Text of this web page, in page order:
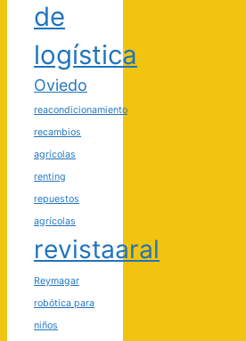
de
logística
Oviedo
reacondicionamiento
recambios
agrícolas
renting
repuestos
agrícolas
revistaaral
Reymagar
robótica para
niños